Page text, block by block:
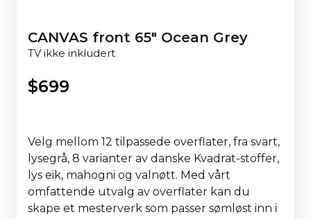
CANVAS front 65" Ocean Grey
TV ikke inkludert
$699
Velg mellom 12 tilpassede overflater, fra svart,
lysegrå, 8 varianter av danske Kvadrat-stoffer,
lys eik, mahogni og valnøtt. Med vårt
omfattende utvalg av overflater kan du
skape et mesterverk som passer sømløst inn i